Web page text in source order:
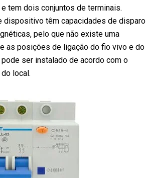
tem dois conjuntos de terminais.
dispositivo têm capacidades de disparo
pelo que não existe uma
as posições de ligação do fio vivo e do
pode ser instalado de acordo com o
local.